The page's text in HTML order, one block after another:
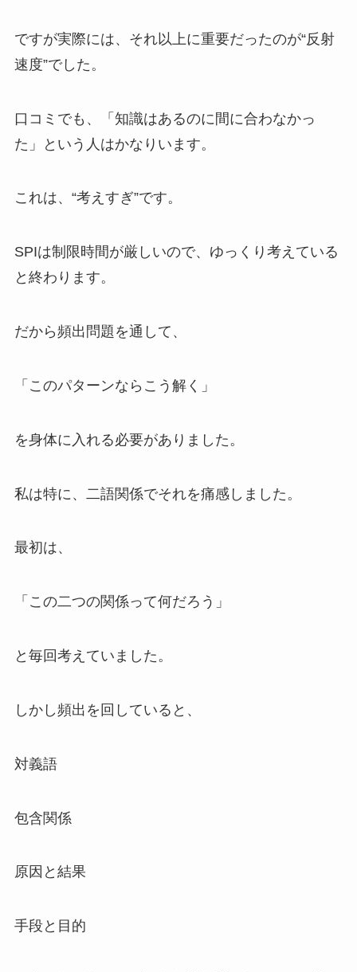
ですが実際には、それ以上に重要だったのが“反射
速度”でした。
口コミでも、「知識はあるのに間に合わなかっ
た」という人はかなりいます。
これは、“考えすぎ”です。
SPIは制限時間が厳しいので、ゆっくり考えている
と終わります。
だから頻出問題を通して、
「このパターンならこう解く」
を身体に入れる必要がありました。
私は特に、二語関係でそれを痛感しました。
最初は、
「この二つの関係って何だろう」
と毎回考えていました。
しかし頻出を回していると、
対義語
包含関係
原因と結果
手段と目的